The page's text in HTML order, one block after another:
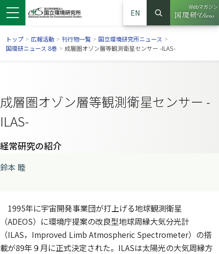
ウで開きます）
ンドウで開きます）
ウインドウで開きます）
EN
サイト内検索
検索
Webマガジン
（別ウイ
トップ > 広報活動 > 刊行物一覧 > 国立環境研究所ニュース >
国環研ニュース 8巻 > 成層圏オゾン層等観測衛星センサー -ILAS-
成層圏オゾン層等観測衛星センサー -
ILAS-
経常研究の紹介
鈴本 睦
1995年に宇宙開発事業団が打上げる地球観測衛星
（ADEOS）に環境庁提案の改良型地球周縁大気分光計
（ILAS，Improved Limb Atmospheric Spectrometer）の搭
載が89年９月に正式決定された。ILASは太陽光の大気周縁方